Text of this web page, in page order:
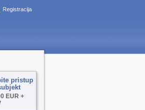
Registracija
pristup
EUR +